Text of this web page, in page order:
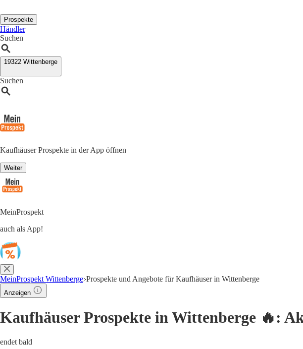
Prospekte
Händler
Suchen
19322 Wittenberge
Suchen
Kaufhäuser Prospekte in der App öffnen
Weiter
MeinProspekt
auch als App!
MeinProspekt Wittenberge Prospekte und Angebote für Kaufhäuser in Wittenberge
Anzeigen
Kaufhäuser Prospekte in Wittenberge 🔥:
endet bald